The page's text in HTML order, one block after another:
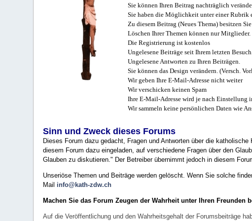
Sie können Ihren Beitrag nachträglich
Sie haben die Möglichkeit unter einer Rubrik
Zu diesem Beitrag (Neues Thema) besitzen
Löschen Ihrer Themen können nur Mitglieder.
Die Registrierung ist kostenlos
Ungelesene Beiträge seit Ihrem letzten Besuch.
Ungelesene Antworten zu Ihren Beiträgen.
Sie können das Design verändern. (Versch.
Wir geben Ihre E-Mail-Adresse nicht weiter
Wir verschicken keinen Spam
Ihre E-Mail-Adresse wird je nach Einstellung
Wir sammeln keine persönlichen Daten wie
Sinn und Zweck dieses Forums
Dieses Forum dazu gedacht, Fragen und Antworten über die
diesem Forum dazu eingeladen, auf verschiedene Fragen über den
Glauben zu diskutieren." Der Betreiber übernimmt jedoch in diesem
Unseriöse Themen und Beiträge werden gelöscht. Wenn Sie solche
Mail info@kath-zdw.ch
Machen Sie das Forum Zeugen der Wahrheit unter Ihren Freunden
Auf die Veröffentlichung und den Wahrheitsgehalt der Forumsbeiträge